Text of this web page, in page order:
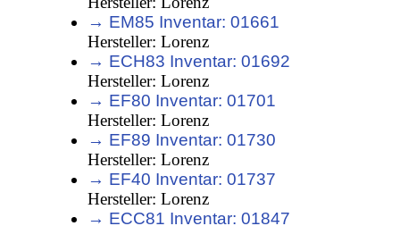
→ EM85 Inventar: 01661
Hersteller: Lorenz
→ ECH83 Inventar: 01692
Hersteller: Lorenz
→ EF80 Inventar: 01701
Hersteller: Lorenz
→ EF89 Inventar: 01730
Hersteller: Lorenz
→ EF40 Inventar: 01737
Hersteller: Lorenz
→ ECC81 Inventar: 01847